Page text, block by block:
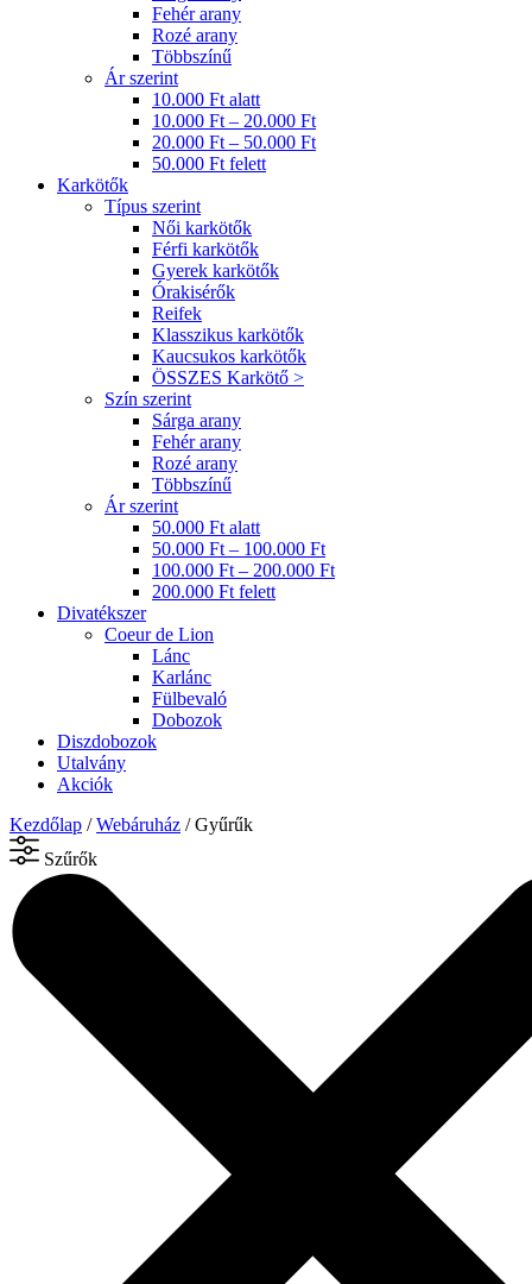
Fehér arany
Rozé arany
Többszínű
Ár szerint
10.000 Ft alatt
10.000 Ft – 20.000 Ft
20.000 Ft – 50.000 Ft
50.000 Ft felett
Karkötők
Típus szerint
Női karkötők
Férfi karkötők
Gyerek karkötők
Órakisérők
Reifek
Klasszikus karkötők
Kaucsukos karkötők
ÖSSZES Karkötő >
Szín szerint
Sárga arany
Fehér arany
Rozé arany
Többszínű
Ár szerint
50.000 Ft alatt
50.000 Ft – 100.000 Ft
100.000 Ft – 200.000 Ft
200.000 Ft felett
Divatékszer
Coeur de Lion
Lánc
Karlánc
Fülbevaló
Dobozok
Diszdobozok
Utalvány
Akciók
Kezdőlap /Webáruház / Gyűrűk
Szűrők